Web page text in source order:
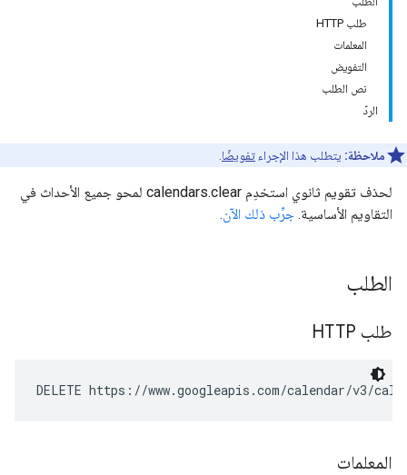
طلب HTTP
المعلمات
التفويض
نص الطلب
الردّ
ملاحظة: يتطلب هذا الإجراء تفويضًا
لحذف تقويم ثانوي استخدِم calendars.clear لمحو جميع الأحداث في
التقاويم الأساسية. جرِّب ذلك الآن.
الطلب
طلب HTTP
DELETE https://www.googleapis.com/calendar/v3/
المعلمات